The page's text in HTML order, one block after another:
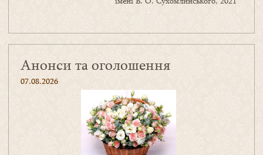
Анонси та оголошення
07.08.2026